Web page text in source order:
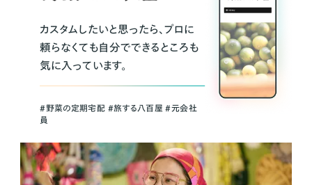
カスタムしたいと思ったら、プロに
頼らなくても自分でできるところも
気に入っています。
＃野菜の定期宅配 ＃旅する八百屋 ＃元会社
員